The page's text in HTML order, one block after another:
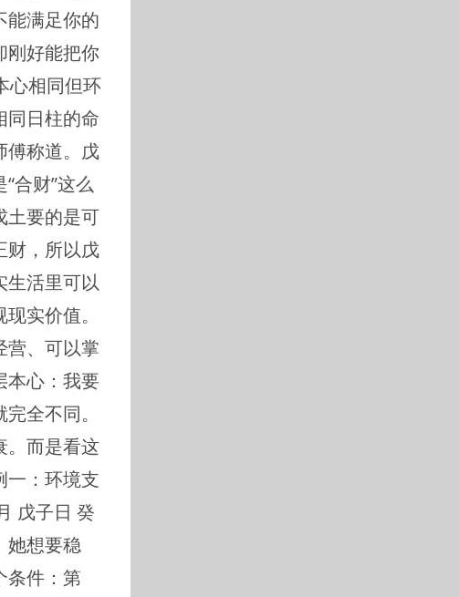
能满足你的
刚好能把你
心相同但环
同日柱的命
傅称道。戊
合财”这么
土要的是可
财，所以戊
生活里可以
实价值。
营、可以掌
本心：我要
全不同。
。而是看这
一：环境支
戊子日 癸
她想要稳
条件：第